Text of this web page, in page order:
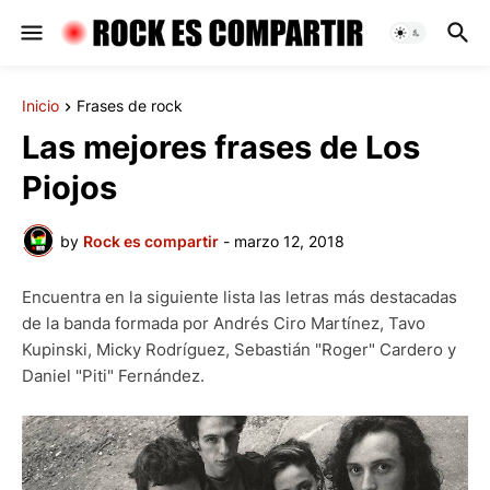
Inicio Frases de rock
Las mejores frases de Los
Piojos
by Rock es compartir - marzo 12, 2018
Encuentra en la siguiente lista las letras más destacadas
de la banda formada por Andrés Ciro Martínez, Tavo
Kupinski, Micky Rodríguez, Sebastián "Roger" Cardero y
Daniel "Piti" Fernández.